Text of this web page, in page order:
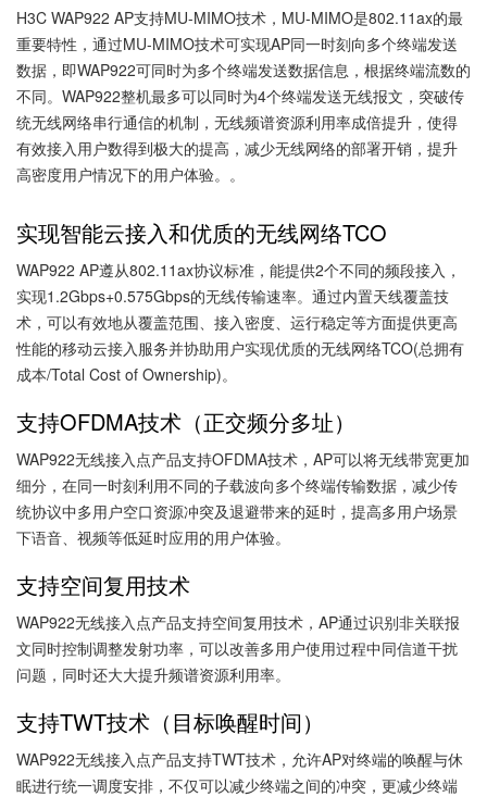
H3C WAP922 AP支持MU-MIMO技术，MU-MIMO是802.11ax的最
重要特性，通过MU-MIMO技术可实现AP同一时刻向多个终端发送
数据，即WAP922可同时为多个终端发送数据信息，根据终端流数的
不同。WAP922整机最多可以同时为4个终端发送无线报文，突破传
统无线网络串行通信的机制，无线频谱资源利用率成倍提升，使得
有效接入用户数得到极大的提高，减少无线网络的部署开销，提升
高密度用户情况下的用户体验。。
实现智能云接入和优质的无线网络TCO
WAP922 AP遵从802.11ax协议标准，能提供2个不同的频段接入，
实现1.2Gbps+0.575Gbps的无线传输速率。通过内置天线覆盖技
术，可以有效地从覆盖范围、接入密度、运行稳定等方面提供更高
性能的移动云接入服务并协助用户实现优质的无线网络TCO(总拥有
成本/Total Cost of Ownership)。
支持OFDMA技术（正交频分多址）
WAP922无线接入点产品支持OFDMA技术，AP可以将无线带宽更加
细分，在同一时刻利用不同的子载波向多个终端传输数据，减少传
统协议中多用户空口资源冲突及退避带来的延时，提高多用户场景
下语音、视频等低延时应用的用户体验。
支持空间复用技术
WAP922无线接入点产品支持空间复用技术，AP通过识别非关联报
文同时控制调整发射功率，可以改善多用户使用过程中同信道干扰
问题，同时还大大提升频谱资源利用率。
支持TWT技术（目标唤醒时间）
WAP922无线接入点产品支持TWT技术，允许AP对终端的唤醒与休
眠进行统一调度安排，不仅可以减少终端之间的冲突，更减少终端